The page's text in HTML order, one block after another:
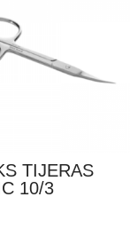
TIJERAS
10/3